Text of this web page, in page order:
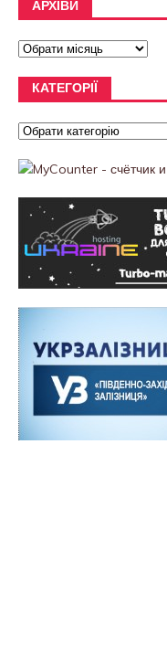
АРХІВИ
КАТЕГОРІЇ